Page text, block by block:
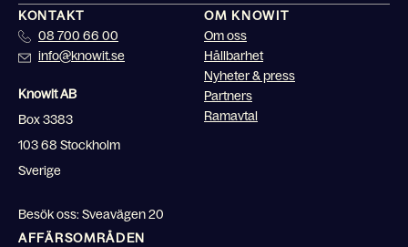
KONTAKT
08 700 66 00
info@knowit.se
Knowit AB
Box 3383
103 68 Stockholm
Sverige
Besök oss: Sveavägen 20
OM KNOWIT
Om oss
Hållbarhet
Nyheter & press
Partners
Ramavtal
AFFÄRSOMRÅDEN